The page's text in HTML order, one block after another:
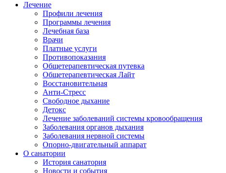
Лечение
Профили лечения
Программы лечения
Лечебная база
Врачи
Платные услуги
Противопоказания
Общетерапевтическая путевка
Общетерапевтическая Лайт
Восстановительная
Анти-Стресс
Свободное дыхание
Детокс
Лечение заболеваний системы кровообращения
Заболевания органов дыхания
Заболевания нервной системы
Опорно-двигательный аппарат
О санатории
История санатория
Новости и события